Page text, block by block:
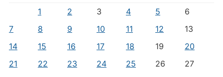
1
2 3 4 5
6
7
8 9 10 11 12
13
14
15 16 17 18 19
20
21
22 23 24 25 26
27